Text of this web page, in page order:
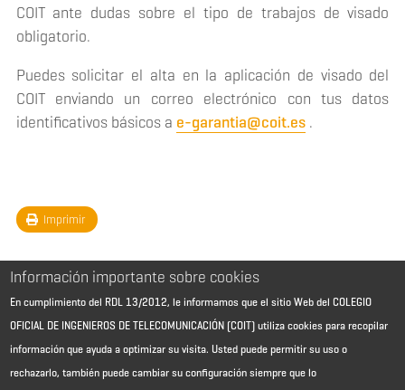
COIT ante dudas sobre el tipo de trabajos de visado
obligatorio.
Puedes solicitar el alta en la aplicación de visado del
COIT enviando un correo electrónico con tus datos
identificativos básicos a e-garantia@coit.es.
Imprimir
Información importante sobre cookies
En cumplimiento del RDL 13/2012, le informamos que el sitio Web del COLEGIO
OFICIAL DE INGENIEROS DE TELECOMUNICACIÓN (COIT) utiliza cookies para recopilar
información que ayuda a optimizar su visita. Usted puede permitir su uso o
rechazarlo, también puede cambiar su configuración siempre que lo